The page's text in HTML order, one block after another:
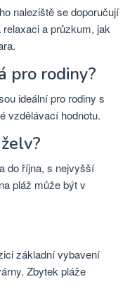
naleziště se doporučují
a průzkum, jak
pro rodiny?
ideální pro rodiny s
vzdělávací hodnotu.
do října, s nejvyšší
pláž může být v
základní vybavení
Zbytek pláže